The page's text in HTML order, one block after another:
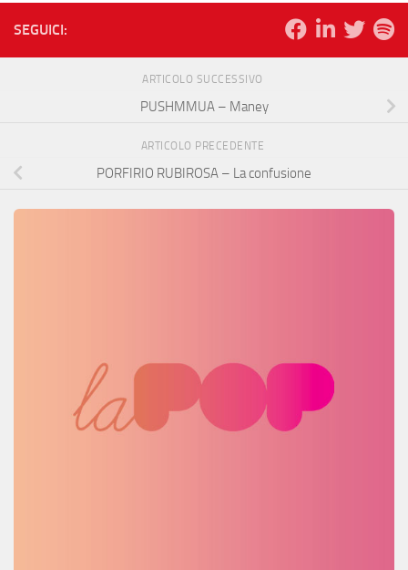
SEGUICI:
ARTICOLO SUCCESSIVO
PUSHMMUA – Maney
ARTICOLO PRECEDENTE
PORFIRIO RUBIROSA – La confusione